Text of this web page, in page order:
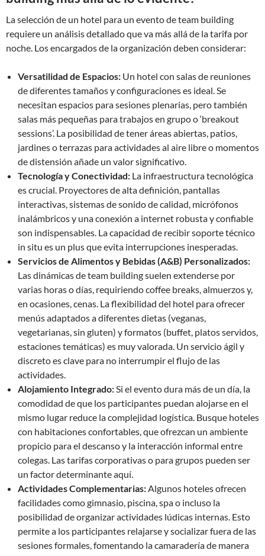
La selección de un hotel para un evento de team building
requiere un análisis detallado que va más allá de la tarifa por
noche. Los encargados de la organización deben considerar:
Versatilidad de Espacios: Un hotel con salas de reuniones
de diferentes tamaños y configuraciones es ideal. Se
necesitan espacios para sesiones plenarias, pero también
salas más pequeñas para trabajos en grupo o ‘breakout
sessions’. La posibilidad de tener áreas abiertas, patios,
jardines o terrazas para actividades al aire libre o momentos
de distensión añade un valor significativo.
Tecnología y Conectividad: La infraestructura tecnológica
es crucial. Proyectores de alta definición, pantallas
interactivas, sistemas de sonido de calidad, micrófonos
inalámbricos y una conexión a internet robusta y confiable
son indispensables. La capacidad de recibir soporte técnico
in situ es un plus que evita interrupciones inesperadas.
Servicios de Alimentos y Bebidas (A&B) Personalizados:
Las dinámicas de team building suelen extenderse por
varias horas o días, requiriendo coffee breaks, almuerzos y,
en ocasiones, cenas. La flexibilidad del hotel para ofrecer
menús adaptados a diferentes dietas (veganas,
vegetarianas, sin gluten) y formatos (buffet, platos servidos,
estaciones temáticas) es muy valorada. Un servicio ágil y
discreto es clave para no interrumpir el flujo de las
actividades.
Alojamiento Integrado:Si el evento dura más de un día, la
comodidad de que los participantes puedan alojarse en el
mismo lugar reduce la complejidad logística. Busque hoteles
con habitaciones confortables, que ofrezcan un ambiente
propicio para el descanso y la interacción informal entre
colegas. Las tarifas corporativas o para grupos pueden ser
un factor determinante aquí.
Actividades Complementarias:Algunos hoteles ofrecen
facilidades como gimnasio, piscina, spa o incluso la
posibilidad de organizar actividades lúdicas internas. Esto
permite a los participantes relajarse y socializar fuera de las
sesiones formales, fomentando la camaradería de manera